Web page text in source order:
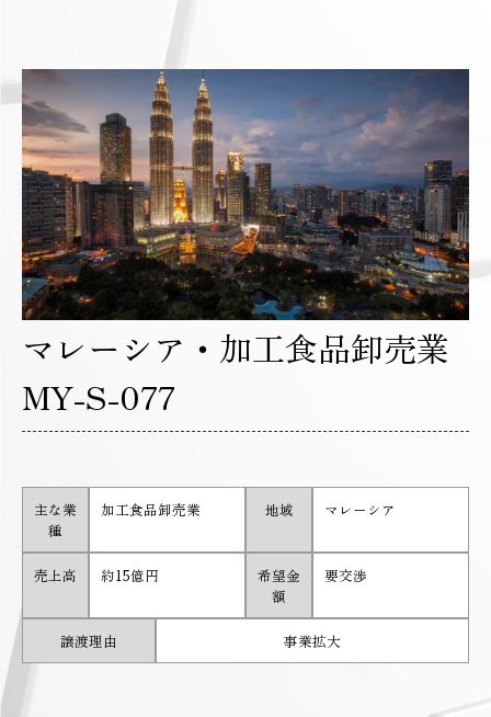
マレーシア・加工食品卸売業
MY-S-077
主な業
種
加工食品卸売業 地域 マレーシア
売上高 約15億円
希望金
額
要交渉
譲渡理由 事業拡大